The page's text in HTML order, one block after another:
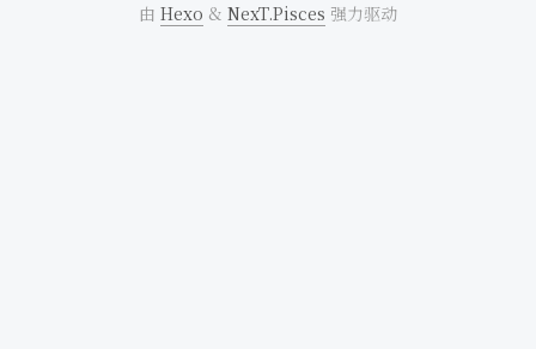
由 Hexo & NexT.Pisces 强力驱动